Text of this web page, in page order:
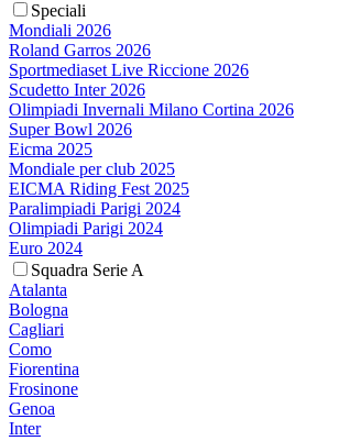
Speciali
Mondiali 2026
Roland Garros 2026
Sportmediaset Live Riccione 2026
Scudetto Inter 2026
Olimpiadi Invernali Milano Cortina 2026
Super Bowl 2026
Eicma 2025
Mondiale per club 2025
EICMA Riding Fest 2025
Paralimpiadi Parigi 2024
Olimpiadi Parigi 2024
Euro 2024
Squadra Serie A
Atalanta
Bologna
Cagliari
Como
Fiorentina
Frosinone
Genoa
Inter